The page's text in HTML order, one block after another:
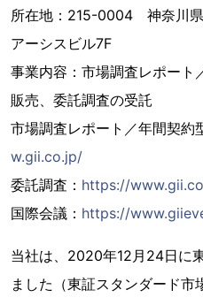
所在地：215-0004 神奈川
アーシスビル7F
事業内容：市場調査レポート
販売、委託調査の受託
市場調査レポート／年間契約
w.gii.co.jp/
委託調査： https://
国際会議： https://
当社は、2020年12月24日に
ました（東証スタンダード市